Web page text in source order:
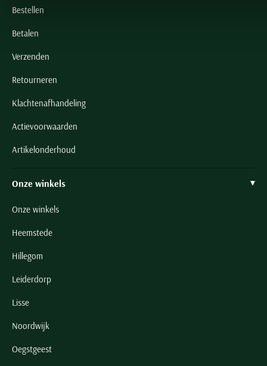
Bestellen
Betalen
Verzenden
Retourneren
Klachtenafhandeling
Actievoorwaarden
Artikelonderhoud
Onze winkels
Onze winkels
Heemstede
Hillegom
Leiderdorp
Lisse
Noordwijk
Oegstgeest